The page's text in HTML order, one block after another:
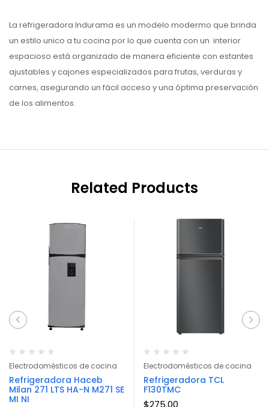
La refrigeradora Indurama es un modelo modermo que brinda
un estilo unico a tu cocina por lo que cuenta con un interior
espacioso está organizado de manera eficiente con estantes
ajustables y cajones especializados para frutas, verduras y
carnes, asegurando un fácil acceso y una óptima preservación
de los alimentos.
Related Products
Electrodomésticos de cocina
Refrigeradora Haceb
Milan 271 LTS HA-N M271 SE
MI NI
Electrodomésticos de cocina
Refrigeradora TCL
F130TMC
$275.00